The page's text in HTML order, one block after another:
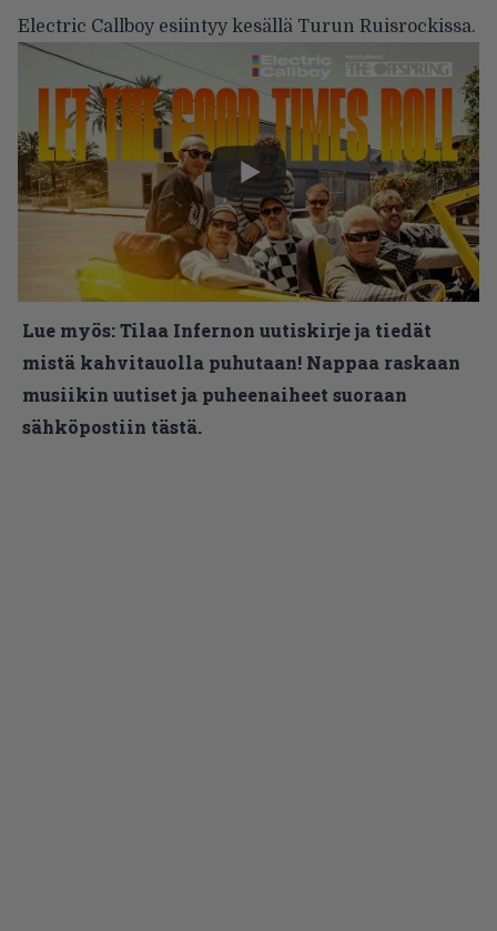
Electric Callboy esiintyy kesällä Turun Ruisrockissa.
Lue myös:Tilaa Infernon uutiskirje ja tiedät
mistä kahvitauolla puhutaan! Nappaa raskaan
musiikin uutiset ja puheenaiheet suoraan
sähköpostiin tästä.